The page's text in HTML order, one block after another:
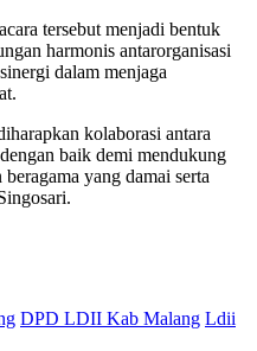
tersebut menjadi bentuk
harmonis antarorganisasi
dalam menjaga
kolaborasi antara
baik demi mendukung
yang damai serta
DPD LDII Kab Malang Ldii